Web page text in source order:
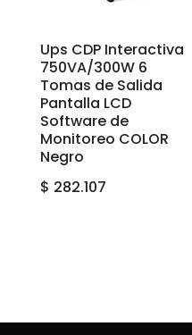
Ups CDP Interactiva
750VA/300W 6
Tomas de Salida
Pantalla LCD
Software de
Monitoreo COLOR
Negro
$ 282.107